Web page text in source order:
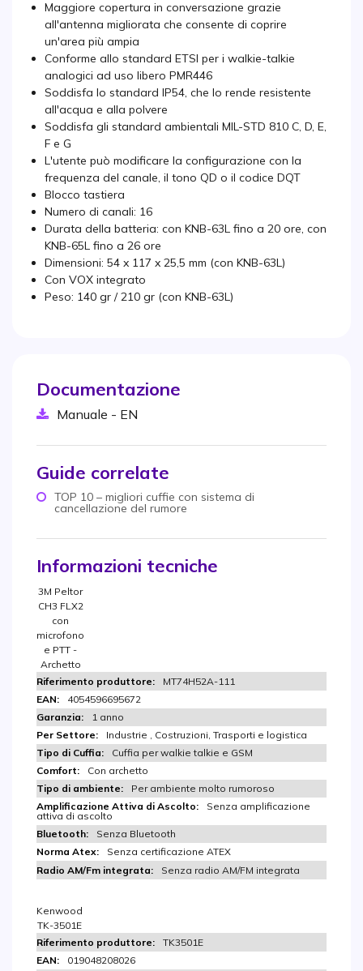
Maggiore copertura in conversazione grazie
all'antenna migliorata che consente di coprire
un'area più ampia
Conforme allo standard ETSI per i walkie-talkie
analogici ad uso libero PMR446
Soddisfa lo standard IP54, che lo rende resistente
all'acqua e alla polvere
Soddisfa gli standard ambientali MIL-STD 810 C, D, E,
F e G
L'utente può modificare la configurazione con la
frequenza del canale, il tono QD o il codice DQT
Blocco tastiera
Numero di canali: 16
Durata della batteria: con KNB-63L fino a 20 ore, con
KNB-65L fino a 26 ore
Dimensioni: 54 x 117 x 25,5 mm (con KNB-63L)
Con VOX integrato
Peso: 140 gr / 210 gr (con KNB-63L)
Documentazione
Manuale - EN
Guide correlate
TOP 10 – migliori cuffie con sistema di
cancellazione del rumore
Informazioni tecniche
3M Peltor
CH3 FLX2
con
microfono
e PTT -
Archetto
MT74H52A-111
4054596695672
1 anno
Industrie , Costruzioni, Trasporti e logistica
Cuffia per walkie talkie e GSM
Con archetto
Per ambiente molto rumoroso
Senza amplificazione
attiva di ascolto
Senza Bluetooth
Senza certificazione ATEX
Senza radio AM/FM integrata
Kenwood
TK-3501E
TK3501E
019048208026